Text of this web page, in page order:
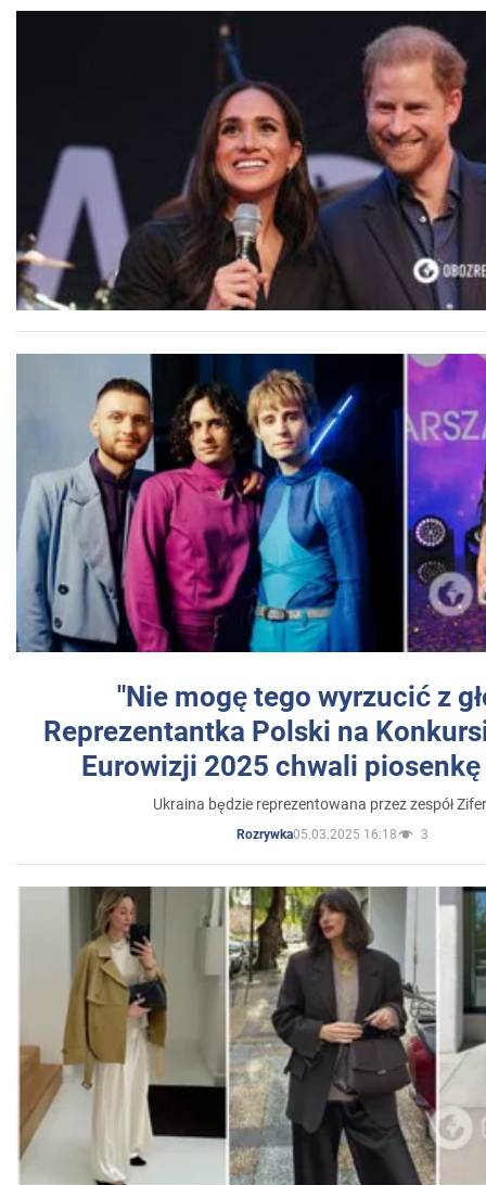
"Nie mogę tego wyrzucić z
Reprezentantka Polski na
Eurowizji 2025 chwali
Ukraina będzie reprezentowana przez zespół
Rozrywka05.03.2025 16:18 3